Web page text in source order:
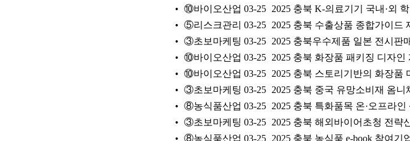
⑩바이오산업 03-25 2025 충북 K-의료기기 국내·외
⑤리스크관리 03-25 2025 충북 수출상품 종합가이드
③초보마케팅 03-25 2025 충북우수제품 일본 전시판
⑩바이오산업 03-25 2025 충북 화장품 패키징 디자
⑩바이오산업 03-25 2025 충북 스토리기반의 화장품
③초보마케팅 03-25 2025 충북 중국 유망소비재 옴
⑧농식품산업 03-25 2025 충북 특화품목 온·오프라
③초보마케팅 03-25 2025 충북 해외바이어초청 전략
⑧농식품산업 03-25 2025 충북 농식품 e-book 참여기